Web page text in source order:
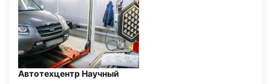
Автотехцентр Научный